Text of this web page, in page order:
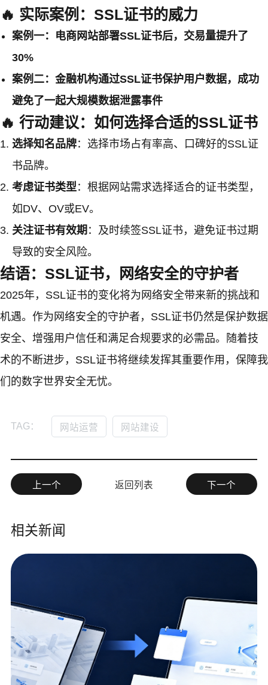
🔥 实际案例：SSL证书的威力
案例一：电商网站部署SSL证书后，交易量提升了
30%
案例二：金融机构通过SSL证书保护用户数据，成功
避免了一起大规模数据泄露事件
🔥 行动建议：如何选择合适的SSL证书
选择知名品牌：选择市场占有率高、口碑好的SSL证
书品牌。
考虑证书类型：根据网站需求选择适合的证书类型，
如DV、OV或EV。
关注证书有效期 ：及时续签SSL证书，避免证书过期
导致的安全风险。
结语：SSL证书，网络安全的守护者
2025年，SSL证书的变化将为网络安全带来新的挑战和
机遇。作为网络安全的守护者，SSL证书仍然是保护数据
安全、增强用户信任和满足合规要求的必需品。随着技
术的不断进步，SSL证书将继续发挥其重要作用，保障我
们的数字世界安全无忧。
TAG： 网站运营 网站建设
上一个 返回列表 下一个
相关新闻